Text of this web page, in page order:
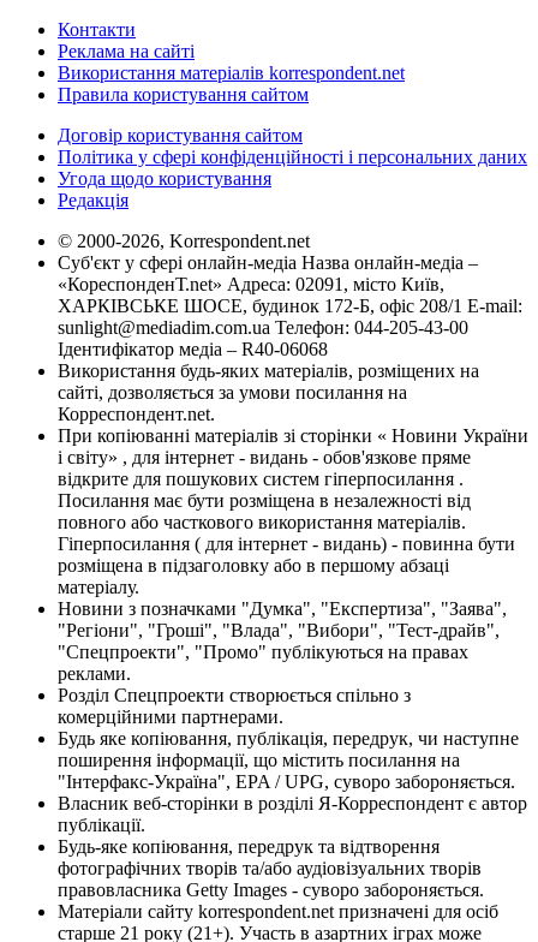
Контакти
Реклама на сайті
Використання матеріалів korrespondent.net
Правила користування сайтом
Договір користування сайтом
Політика у сфері конфіденційності і персональних даних
Угода щодо користування
Редакція
© 2000-2026, Korrespondent.net
Суб'єкт у сфері онлайн-медіа Назва онлайн-медіа –
«КореспонденТ.net» Адреса: 02091, місто Київ,
ХАРКІВСЬКЕ ШОСЕ, будинок 172-Б, офіс 208/1 E-mail:
sunlight@mediadim.com.ua Телефон: 044-205-43-00
Ідентифікатор медіа – R40-06068
Використання будь-яких матеріалів, розміщених на
сайті, дозволяється за умови посилання на
Корреспондент.net.
При копіюванні матеріалів зі сторінки « Новини України
і світу» , для інтернет - видань - обов'язкове пряме
відкрите для пошукових систем гіперпосилання .
Посилання має бути розміщена в незалежності від
повного або часткового використання матеріалів.
Гіперпосилання ( для інтернет - видань) - повинна бути
розміщена в підзаголовку або в першому абзаці
матеріалу.
Новини з позначками "Думка", "Експертиза", "Заява",
"Регіони", "Гроші", "Влада", "Вибори", "Тест-драйв",
"Спецпроекти", "Промо" публікуються на правах
реклами.
Розділ Спецпроекти створюється спільно з
комерційними партнерами.
Будь яке копіювання, публікація, передрук, чи наступне
поширення інформації, що містить посилання на
"Інтерфакс-Україна", EPA / UPG, суворо забороняється.
Власник веб-сторінки в розділі Я-Корреспондент є автор
публікації.
Будь-яке копіювання, передрук та відтворення
фотографічних творів та/або аудіовізуальних творів
правовласника Getty Images - суворо забороняється.
Матеріали сайту korrespondent.net призначені для осіб
старше 21 року (21+). Участь в азартних іграх може